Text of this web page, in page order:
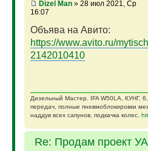
Dizel Man» 28 июл 2021, Ср
16:07
Объява на Авито:
https://www.avito.ru/
2142010410
Дизельный Мастер. IFA W50LA, КУНГ,
передач, полные пневмоблокировки
наддув всех сапунов, подкачка колес.
Re: Продам проект